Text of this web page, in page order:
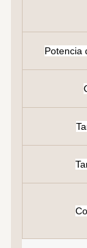
Potencia